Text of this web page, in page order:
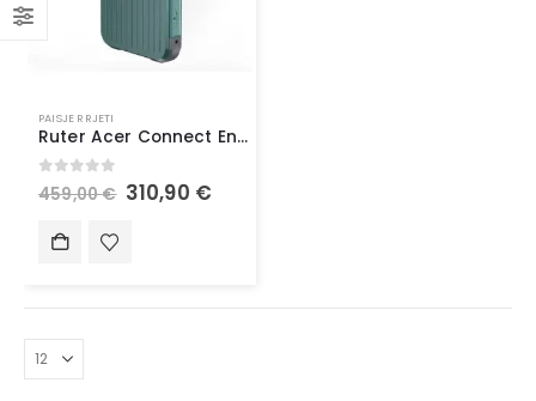
PAISJE RRJETI
Ruter Acer Connect Enduro M4 5G Funktion 1GB Variante
out of 5
459,00€ 310,90 €